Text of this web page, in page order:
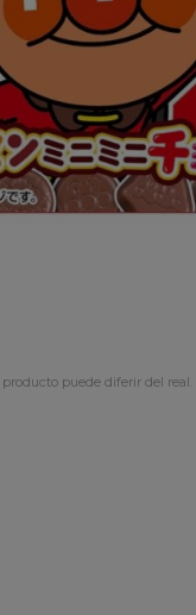
puede diferir del real.